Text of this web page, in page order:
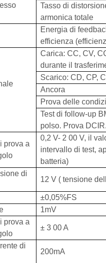
Tasso di
armonica totale
Energia di
efficienza
Carica: CC, CV,
durante il
Scarico: CD, CP,
Ancora
Prova delle
Test di follow-up
polso. Prova DCIR.
prova a
0,2 V- 200 V, il
intervallo di test,
batteria)
di
12V (tensione
±0,05%FS
1mV
prova a
±300A
di
200mA